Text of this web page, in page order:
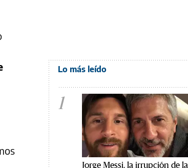
Lo más leído
1
Jorge Messi, la irrupción de la